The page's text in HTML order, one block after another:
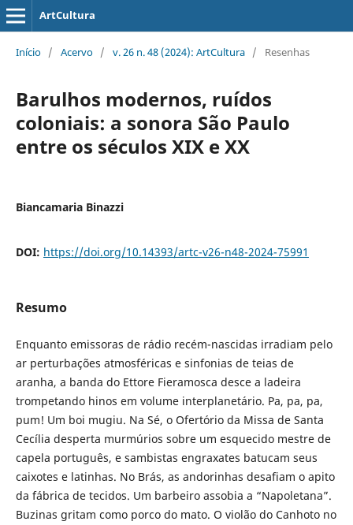
ArtCultura
Início / Acervo / v. 26 n. 48 (2024): ArtCultura / Resenhas
Barulhos modernos, ruídos
coloniais: a sonora São Paulo
entre os séculos XIX e XX
Biancamaria Binazzi
DOI: https://doi.org/10.14393/artc-v26-n48-2024-75991
Resumo
Enquanto emissoras de rádio recém-nascidas irradiam pelo
ar perturbações atmosféricas e sinfonias de teias de
aranha, a banda do Ettore Fieramosca desce a ladeira
trompetando hinos em volume interplanetário. Pa, pa, pa,
pum! Um boi mugiu. Na Sé, o Ofertório da Missa de Santa
Cecília desperta murmúrios sobre um esquecido mestre de
capela português, e sambistas engraxates batucam seus
caixotes e latinhas. No Brás, as andorinhas desafiam o apito
da fábrica de tecidos. Um barbeiro assobia a “Napoletana”.
Buzinas gritam como porco do mato. O violão do Canhoto no